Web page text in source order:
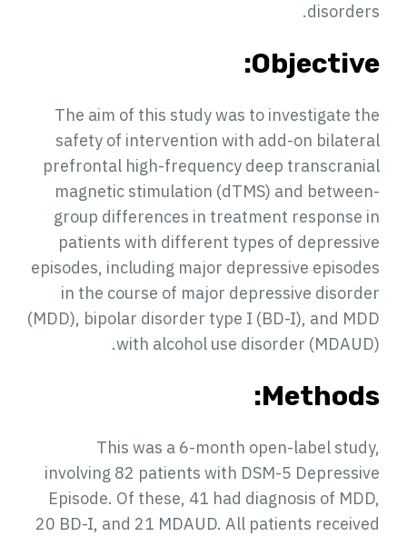
disorders.
Objective:
The aim of this study was to investigate the
safety of intervention with add-on bilateral
prefrontal high-frequency deep transcranial
magnetic stimulation (dTMS) and between-
group differences in treatment response in
patients with different types of depressive
episodes, including major depressive episodes
in the course of major depressive disorder
(MDD), bipolar disorder type I (BD-I), and MDD
with alcohol use disorder (MDAUD).
Methods:
This was a 6-month open-label study,
involving 82 patients with DSM-5 Depressive
Episode. Of these, 41 had diagnosis of MDD,
20 BD-I, and 21 MDAUD. All patients received